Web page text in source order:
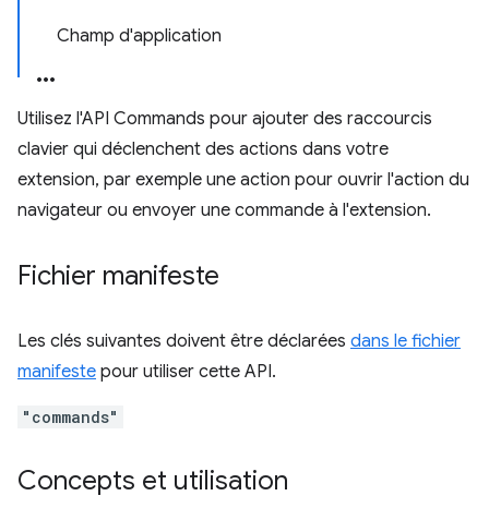
Champ d'application
Utilisez l'API Commands pour ajouter des raccourcis
clavier qui déclenchent des actions dans votre
extension, par exemple une action pour ouvrir l'action du
navigateur ou envoyer une commande à l'extension.
Fichier manifeste
Les clés suivantes doivent être déclarées dans le fichier
manifeste pour utiliser cette API.
"commands"
Concepts et utilisation